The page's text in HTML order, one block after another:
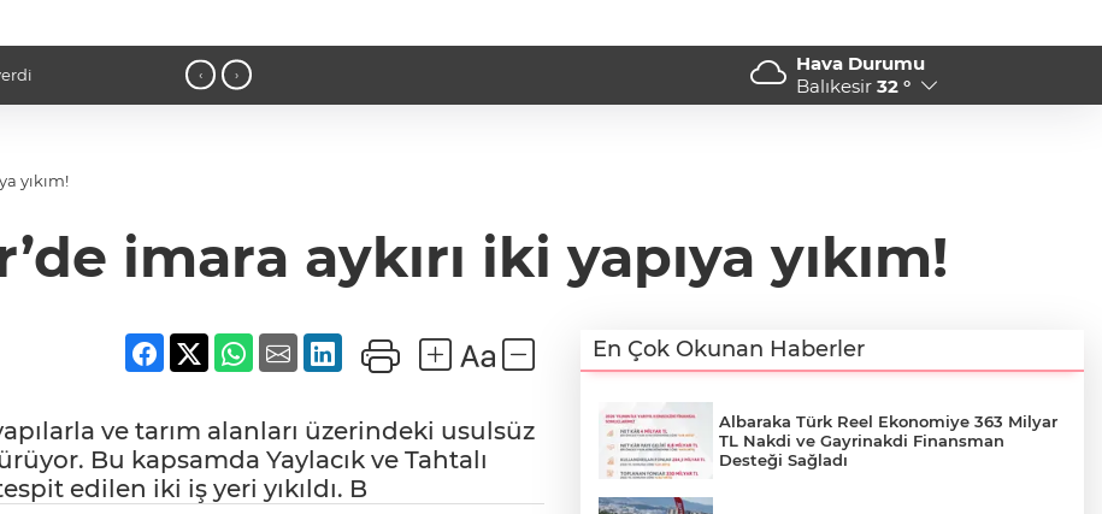
10:04 - Kocaeli’de
‹ ›
Hava Durumu
Balıkesir 32 °
yıkım!
imara aykırı iki yapıya yıkım!
ve tarım alanları üzerindeki usulsüz
Bu kapsamda Yaylacık ve Tahtalı
edilen iki iş yeri yıkıldı. B
En Çok Okunan Haberler
Albaraka Türk Reel Ekonomiye 363 Milyar
TL Nakdi ve Gayrinakdi Finansman
Desteği Sağladı